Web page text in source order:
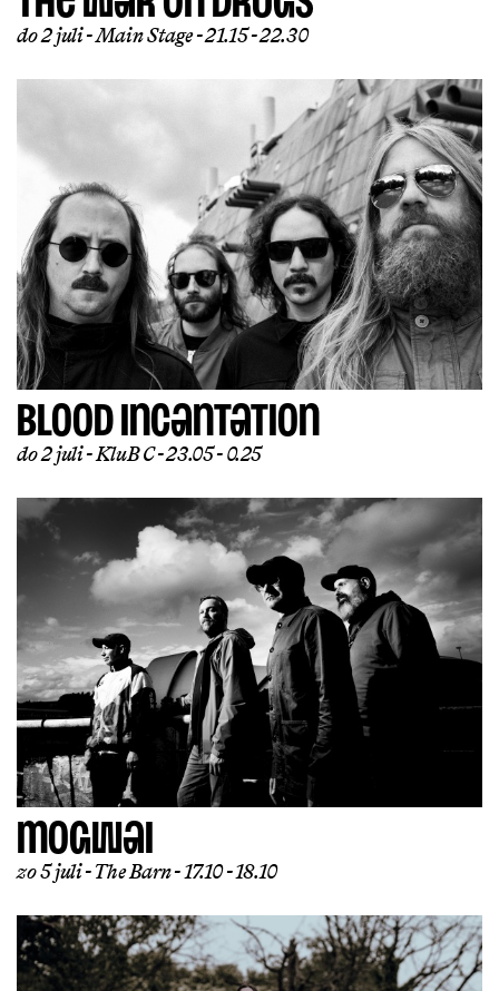
do 2 juli Main Stage 21.15 - 22.30
BLOOD INCANTATION
do 2 juli KluB C 23.05 - 0.25
MOGWAI
zo 5 juli The Barn 17.10 - 18.10